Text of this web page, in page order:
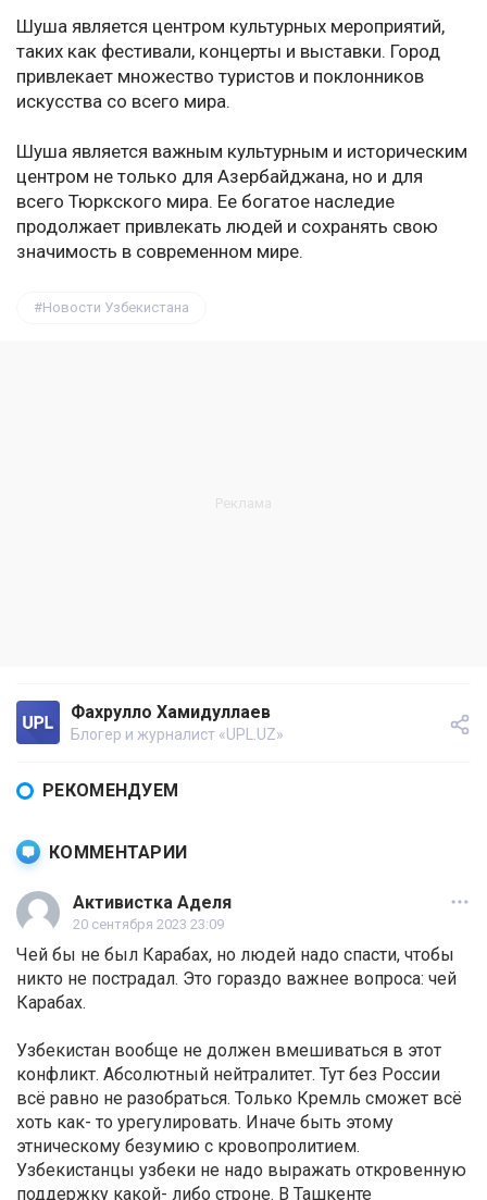
Шуша является центром культурных мероприятий,
таких как фестивали, концерты и выставки. Город
привлекает множество туристов и поклонников
искусства со всего мира.
Шуша является важным культурным и историческим
центром не только для Азербайджана, но и для
всего Тюркского мира. Ее богатое наследие
продолжает привлекать людей и сохранять свою
значимость в современном мире.
Новости Узбекистана
Фахрулло Хамидуллаев
Блогер и журналист «UPL.UZ»
РЕКОМЕНДУЕМ
КОММЕНТАРИИ
Активистка Аделя
20 сентября 2023 23:09
Чей бы не был Карабах, но людей надо спасти, чтобы
никто не пострадал. Это гораздо важнее вопроса: чей
Карабах.
Узбекистан вообще не должен вмешиваться в этот
конфликт. Абсолютный нейтралитет. Тут без России
всё равно не разобраться. Только Кремль сможет всё
хоть как- то урегулировать. Иначе быть этому
этническому безумию с кровопролитием.
Узбекистанцы узбеки не надо выражать откровенную
поддержку какой- либо строне. В Ташкенте